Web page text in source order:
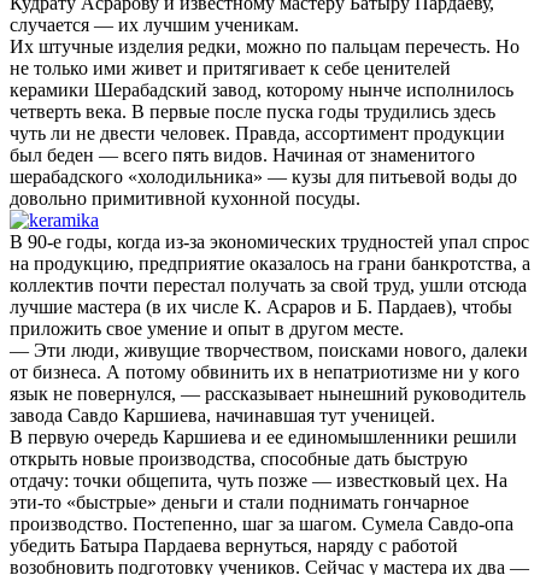
случается — их лучшим ученикам.
Их штучные изделия редки, можно по пальцам перечесть. Но
не только ими живет и притягивает к себе ценителей
керамики Шерабадский завод, которому нынче исполнилось
четверть века. В первые после пуска годы трудились здесь
чуть ли не двести человек. Правда, ассортимент продукции
был беден — всего пять видов. Начиная от знаменитого
шерабадского «холодильника» — кузы для питьевой воды до
довольно примитивной кухонной посуды.
В 90-е годы, когда из-за экономических трудностей упал спрос
на продукцию, предприятие оказалось на грани банкротства, а
коллектив почти перестал получать за свой труд, ушли отсюда
лучшие мастера (в их числе К. Асраров и Б. Пардаев), чтобы
приложить свое умение и опыт в другом месте.
— Эти люди, живущие творчеством, поисками нового, далеки
от бизнеса. А потому обвинить их в непатриотизме ни у кого
язык не повернулся, — рассказывает нынешний руководитель
завода Савдо Каршиева, начинавшая тут ученицей.
В первую очередь Каршиева и ее единомышленники решили
открыть новые производства, способные дать быструю
отдачу: точки общепита, чуть позже — известковый цех. На
эти-то «быстрые» деньги и стали поднимать гончарное
производство. Постепенно, шаг за шагом. Сумела Савдо-опа
убедить Батыра Пардаева вернуться, наряду с работой
возобновить подготовку учеников. Сейчас у мастера их два —